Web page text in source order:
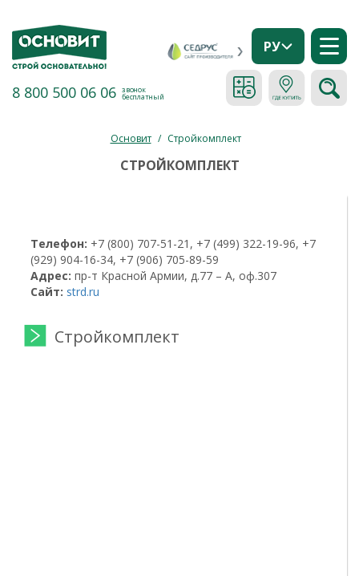
8 800 500 06 06 звонок
бесплатный
РУ
Основит / Стройкомплект
СТРОЙКОМПЛЕКТ
Телефон: +7 (800) 707-51-21, +7 (499) 322-19-96, +7
(929) 904-16-34, +7 (906) 705-89-59
Адрес: пр-т Красной Армии, д.77 – А, оф.307
Сайт: strd.ru
Стройкомплект